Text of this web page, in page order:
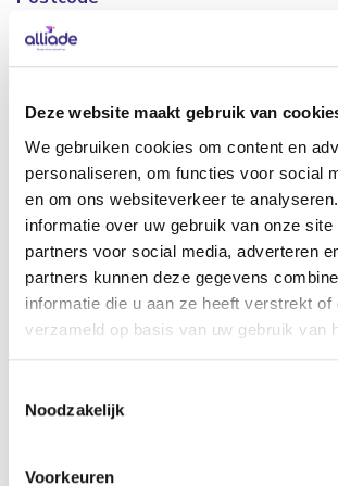
Deze website maakt gebruik van
We gebruiken cookies om content en
personaliseren, om functies voor social
en om ons websiteverkeer te
informatie over uw gebruik van onze site
partners voor social media, adverteren
partners kunnen deze gegevens
informatie die u aan ze heeft verstrekt of
verzameld op basis van uw gebruik van
Noodzakelijk
Voorkeuren
9244 ZN
Rond 33
GEHANDICAPTENZORG
Geschikt voor cliënten met ZZP
7
Nachtelijke verzorging